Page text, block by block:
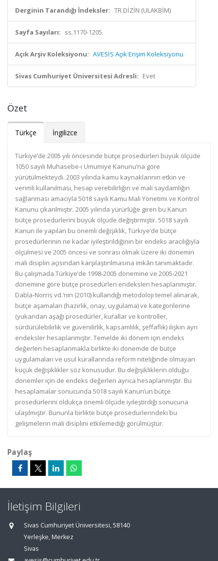
Derginin Tarandığı İndeksler: TR DİZİN (ULAKBİM)
Sayfa Sayıları: ss.1170-1205
Açık Arşiv Koleksiyonu: AVESİS Açık Erişim Koleksiyonu
Sivas Cumhuriyet Üniversitesi Adresli: Evet
Özet
Türkçe İngilizce
Türkiye’de 2005 yılı öncesinde bütçe prosedürleri büyük ölçüde
1050 sayılı Muhasebe-i Umumiye Kanunu’na göre
yürütülmekteydi. 2003 yılında kamu kaynaklarının etkin ve
verimli kullanılması, hesap verebilirliğin ve mali saydamlığın
sağlanması amacıyla 5018 sayılı Kamu Mali Yönetimi ve Kontrol
Kanunu çıkarılmıştır. 2005 yılında yürürlüğe giren bu Kanun
bütçe prosedürlerini büyük ölçüde değiştirmiştir. 5018 sayılı
Kanun ile yapılan bu önemli değişiklik, Türkiye’de bütçe
prosedürlerinin ne kadar iyileştirildiğinin bir endeks aracılığıyla
ölçülmesi ve 2005 öncesi ve sonrası olmak üzere iki dönemin
mali disiplin açısından karşılaştırılmasına imkân tanımaktadır.
Bu çalışmada Türkiye’de 1998-2005 dönemine ve 2005-2021
dönemine göre bütçe prosedürleri endeksleri hesaplanmıştır.
Dabla-Norris vd.’nin (2010) kullandığı metodoloji temel alınarak,
bütçe aşamaları (hazırlık, onay, uygulama) ve kategorilerine
(yukarıdan aşağı prosedürler, kurallar ve kontroller,
sürdürülebilirlik ve güvenilirlik, kapsamlılık, şeffaflık) ilişkin ayrı
endeksler hesaplanmıştır. Temelde iki dönem için endeks
değerleri hesaplanmakla birlikte iki dönemde de bütçe
uygulamaları ve usul kurallarında reform niteliğinde olmayan
küçük değişiklikler söz konusudur. Bu değişikliklerin olduğu
dönemler için de endeks değerleri ayrıca hesaplanmıştır. Bu
hesaplamalar sonucunda 5018 sayılı Kanun’un bütçe
prosedürlerini oldukça önemli ölçüde iyileştirdiği sonucuna
ulaşılmıştır. Bununla birlikte bütçe prosedürlerindeki bu
gelişmelerin mali disiplini etkilemediği görülmüştür.
Paylaş
İletişim Bilgileri
Sivas Cumhuriyet Üniversitesi, 58140
Yerleşke, Merkez
Sivas